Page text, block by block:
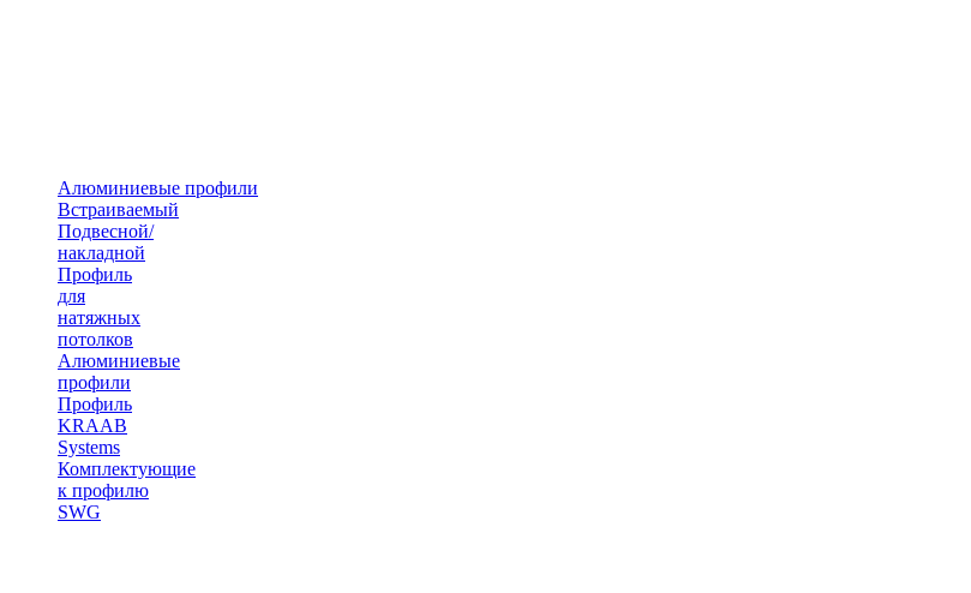
Алюминиевые профили
Встраиваемый
Подвесной/
накладной
Профиль
для
натяжных
потолков
Алюминиевые
профили
Профиль
KRAAB
Systems
Комплектующие
к профилю
SWG